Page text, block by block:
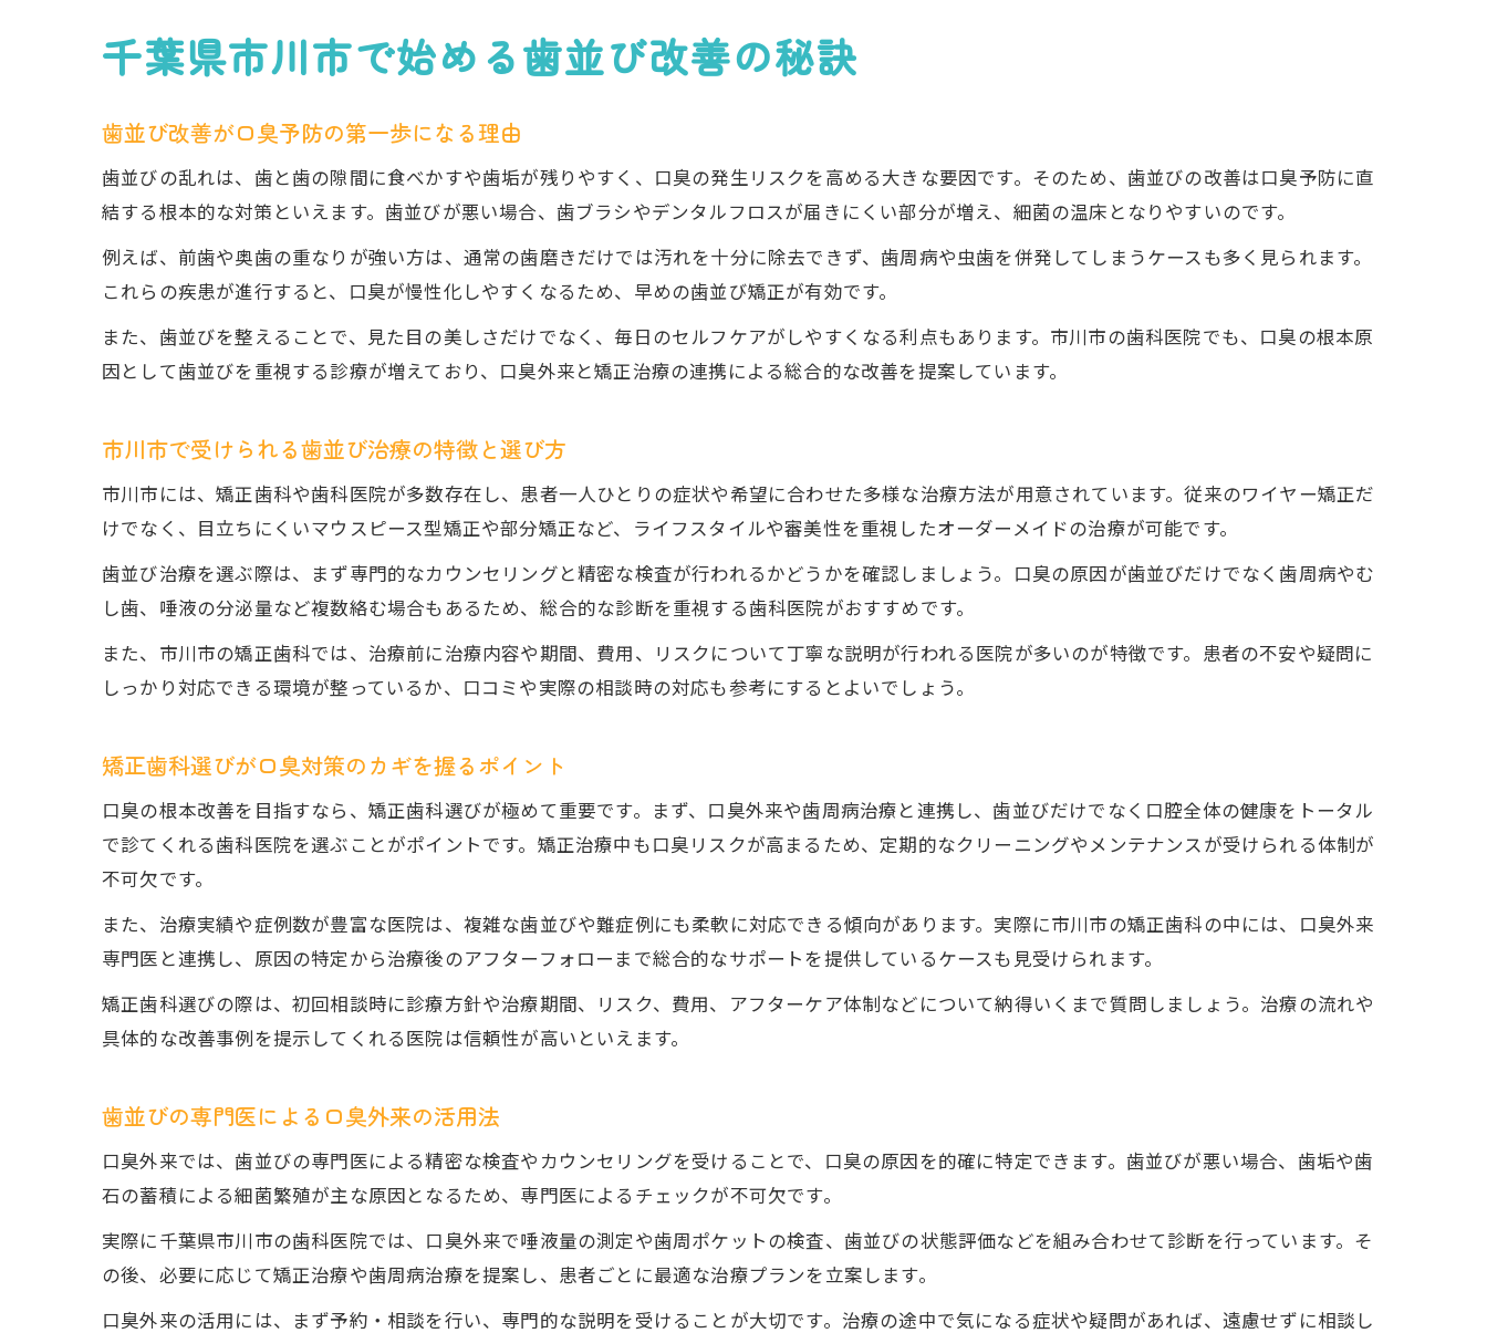
千葉県市川市で始める歯並び改善の秘訣
歯並び改善が口臭予防の第一歩になる理由
歯並びの乱れは、歯と歯の隙間に食べかすや歯垢が残りやすく、口臭の発生リスクを高める大きな要因です。そのため、歯並びの改善は口臭予防に直
結する根本的な対策といえます。歯並びが悪い場合、歯ブラシやデンタルフロスが届きにくい部分が増え、細菌の温床となりやすいのです。
例えば、前歯や奥歯の重なりが強い方は、通常の歯磨きだけでは汚れを十分に除去できず、歯周病や虫歯を併発してしまうケースも多く見られます。
これらの疾患が進行すると、口臭が慢性化しやすくなるため、早めの歯並び矯正が有効です。
また、歯並びを整えることで、見た目の美しさだけでなく、毎日のセルフケアがしやすくなる利点もあります。市川市の歯科医院でも、口臭の根本原
因として歯並びを重視する診療が増えており、口臭外来と矯正治療の連携による総合的な改善を提案しています。
市川市で受けられる歯並び治療の特徴と選び方
市川市には、矯正歯科や歯科医院が多数存在し、患者一人ひとりの症状や希望に合わせた多様な治療方法が用意されています。従来のワイヤー矯正だ
けでなく、目立ちにくいマウスピース型矯正や部分矯正など、ライフスタイルや審美性を重視したオーダーメイドの治療が可能です。
歯並び治療を選ぶ際は、まず専門的なカウンセリングと精密な検査が行われるかどうかを確認しましょう。口臭の原因が歯並びだけでなく歯周病やむ
し歯、唾液の分泌量など複数絡む場合もあるため、総合的な診断を重視する歯科医院がおすすめです。
また、市川市の矯正歯科では、治療前に治療内容や期間、費用、リスクについて丁寧な説明が行われる医院が多いのが特徴です。患者の不安や疑問に
しっかり対応できる環境が整っているか、口コミや実際の相談時の対応も参考にするとよいでしょう。
矯正歯科選びが口臭対策のカギを握るポイント
口臭の根本改善を目指すなら、矯正歯科選びが極めて重要です。まず、口臭外来や歯周病治療と連携し、歯並びだけでなく口腔全体の健康をトータル
で診てくれる歯科医院を選ぶことがポイントです。矯正治療中も口臭リスクが高まるため、定期的なクリーニングやメンテナンスが受けられる体制が
不可欠です。
また、治療実績や症例数が豊富な医院は、複雑な歯並びや難症例にも柔軟に対応できる傾向があります。実際に市川市の矯正歯科の中には、口臭外来
専門医と連携し、原因の特定から治療後のアフターフォローまで総合的なサポートを提供しているケースも見受けられます。
矯正歯科選びの際は、初回相談時に診療方針や治療期間、リスク、費用、アフターケア体制などについて納得いくまで質問しましょう。治療の流れや
具体的な改善事例を提示してくれる医院は信頼性が高いといえます。
歯並びの専門医による口臭外来の活用法
口臭外来では、歯並びの専門医による精密な検査やカウンセリングを受けることで、口臭の原因を的確に特定できます。歯並びが悪い場合、歯垢や歯
石の蓄積による細菌繁殖が主な原因となるため、専門医によるチェックが不可欠です。
実際に千葉県市川市の歯科医院では、口臭外来で唾液量の測定や歯周ポケットの検査、歯並びの状態評価などを組み合わせて診断を行っています。そ
の後、必要に応じて矯正治療や歯周病治療を提案し、患者ごとに最適な治療プランを立案します。
口臭外来の活用には、まず予約・相談を行い、専門的な説明を受けることが大切です。治療の途中で気になる症状や疑問があれば、遠慮せずに相談し